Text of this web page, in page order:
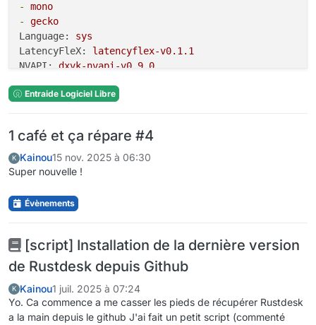
-
mono
-
gecko
Language:
sys
LatencyFleX:
latencyflex-v0.1.1
NVAPI:
dxvk-nvapi-v0.9.0
Parameters:
discrete_gpu:
false
dxvk: true
dxvk_nvapi:
fsr: false
fsr_quality_mode:
fullscreen_capture: false
gamemode:
false
gamescope: false
gamescope_borderless:
gamescope_fps:
0
gamescope_fps_no_focus:
0
Entraide Logiciel Libre
1 café et ça répare #4
K Kainou15 nov. 2025 à 06:30
Super nouvelle !
Évènements
[script] Installation de la dernière version
de Rustdesk depuis Github
K Kainou1 juil. 2025 à 07:24
Yo. Ca commence a me casser les pieds de récupérer Rustdesk
a la main depuis le github J'ai fait un petit script (commenté